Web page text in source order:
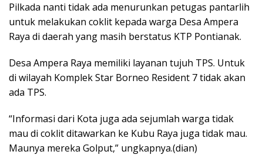
Pilkada nanti tidak ada menurunkan petugas pantarlih
untuk melakukan coklit kepada warga Desa Ampera
Raya di daerah yang masih berstatus KTP Pontianak.
Desa Ampera Raya memiliki layanan tujuh TPS. Untuk
di wilayah Komplek Star Borneo Resident 7 tidak akan
ada TPS.
“Informasi dari Kota juga ada sejumlah warga tidak
mau di coklit ditawarkan ke Kubu Raya juga tidak mau.
Maunya mereka Golput,” ungkapnya.(dian)